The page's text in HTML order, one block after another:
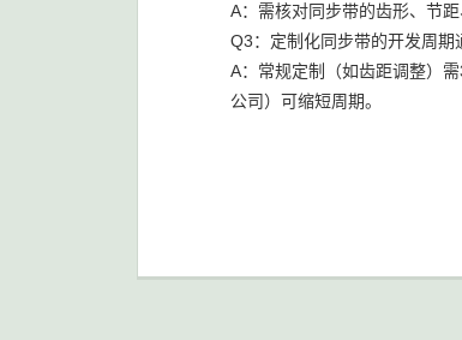
A：需核对同步带的齿形、节
Q3：定制化同步带的开发周期
A：常规定制（如齿距调整）
公司）可缩短周期。